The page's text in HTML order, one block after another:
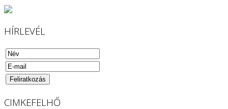
HÍRLEVÉL
CIMKEFELHŐ